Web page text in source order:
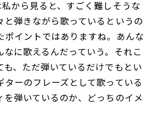
から見ると、すごく難しそうな
と弾きながら歌っているというの
ポイントではありますね。あんな
なに歌えるんだっていう。それこ
も、ただ弾いているだけでもとい
ターのフレーズとして歌っている
を弾いているのか、どっちのイメ